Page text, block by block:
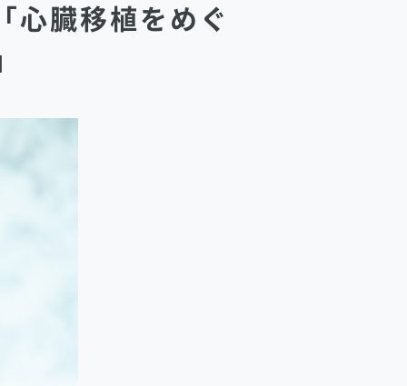
心臓移植をめぐ